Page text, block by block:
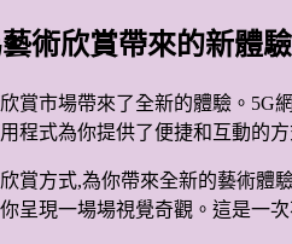
術欣賞帶來的新體驗
賞市場帶來了全新的體驗。
程式為你提供了便捷和互動的
賞方式,為你帶來全新的藝術
呈現一場場視覺奇觀。這是一